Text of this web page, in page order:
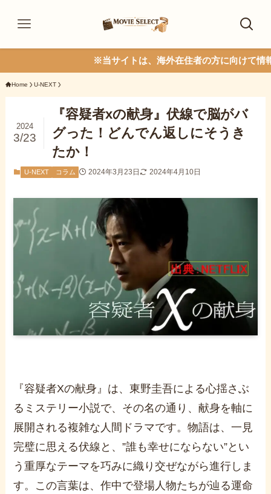
※当サイトは、海外在住者の方に向けて情報を発信してい
Home U-NEXT
『容疑者xの献身』伏線で脳がバ
グった！どんでん返しにそうき
たか！
2024
3/23
U-NEXT コラム 2024年3月23日 2024年4月10日
『容疑者Xの献身』は、東野圭吾による心揺さぶ
るミステリー小説で、その名の通り、献身を軸に
展開される複雑な人間ドラマです。物語は、一見
完璧に思える伏線と、”誰も幸せにならない”とい
う重厚なテーマを巧みに織り交ぜながら進行しま
す。この言葉は、作中で登場人物たちが辿る運命